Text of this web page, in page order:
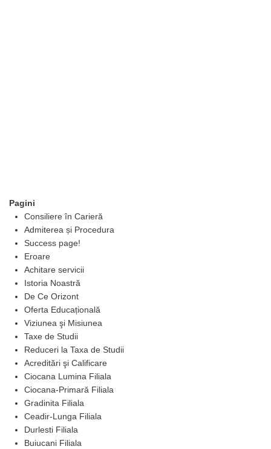
Hartă
Site
Pagini
Consiliere în Carieră
Admiterea și Procedura
Success page!
Eroare
Achitare servicii
Istoria Noastră
De Ce Orizont
Oferta Educațională
Viziunea şi Misiunea
Taxe de Studii
Reduceri la Taxa de Studii
Acreditări şi Calificare
Ciocana Lumina Filiala
Ciocana-Primară Filiala
Gradinita Filiala
Ceadir-Lunga Filiala
Durlesti Filiala
Buiucani Filiala